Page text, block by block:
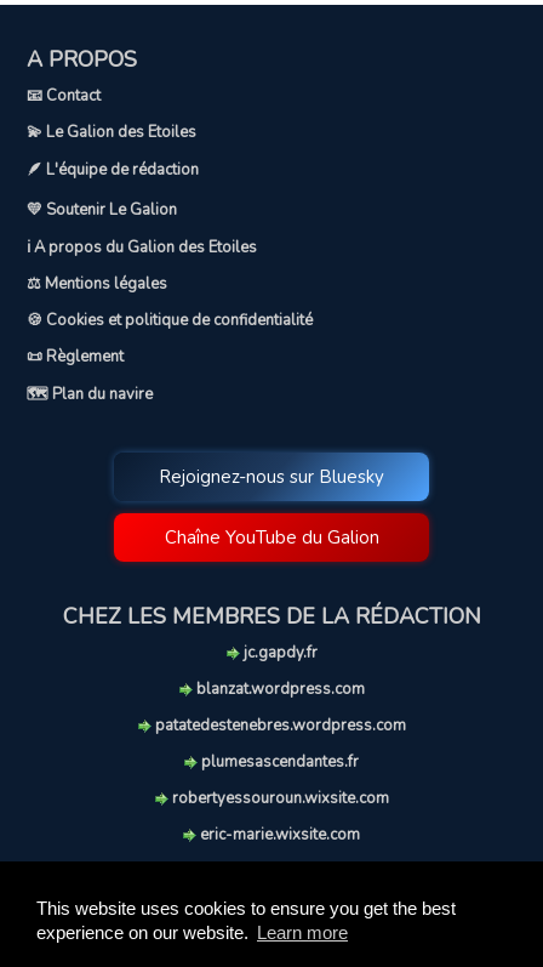
This website uses cookies to ensure you get the best
experience on our website. Learn more
A PROPOS
📧 Contact
💫 Le Galion des Etoiles
🪶 L'équipe de rédaction
💛 Soutenir Le Galion
ℹ️ A propos du Galion des Etoiles
⚖️ Mentions légales
🍪 Cookies et politique de confidentialité
📜 Règlement
🗺️ Plan du navire
Rejoignez-nous sur Bluesky
Chaîne YouTube du Galion
CHEZ LES MEMBRES DE LA RÉDACTION
jc.gapdy.fr
blanzat.wordpress.com
patatedestenebres.wordpress.com
plumesascendantes.fr
robertyessouroun.wixsite.com
eric-marie.wixsite.com
soufflereve.blogspot.com